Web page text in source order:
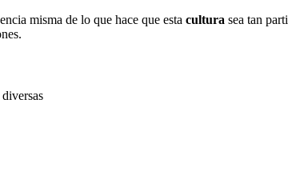
misma de lo que hace que esta cultura sea tan